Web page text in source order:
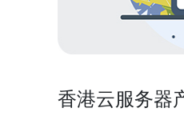
香港云服务器